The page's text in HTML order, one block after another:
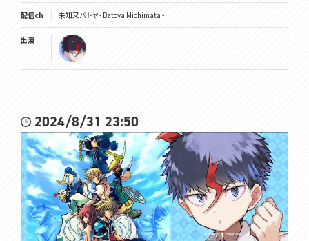
配信ch 未知又バトヤ - Batoya Michimata -
出演
2024/8/31 23:50